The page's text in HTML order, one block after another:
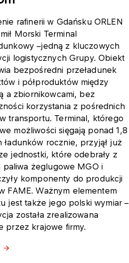
rafinerii w Gdańsku ORLEN
Morski Terminal
–jedną z kluczowych
logistycznych Grupy. Obiekt
bezpośredni przeładunek
i półproduktów między
a zbiornikowcami, bez
korzystania z pośrednich
transportu. Terminal, którego
możliwości sięgają ponad 1,8
ładunków rocznie, przyjął już
jednostki, które odebrały z
paliwa żeglugowe MGO i
komponenty do produkcji
FAME. Ważnym elementem
jest także jego polski wymiar –
została zrealizowana
przez krajowe firmy.